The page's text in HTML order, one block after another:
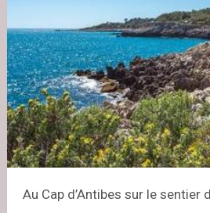
Au Cap d’Antibes sur le sentier